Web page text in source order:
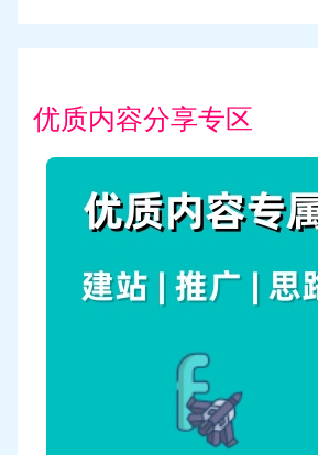
优质内容分享专区